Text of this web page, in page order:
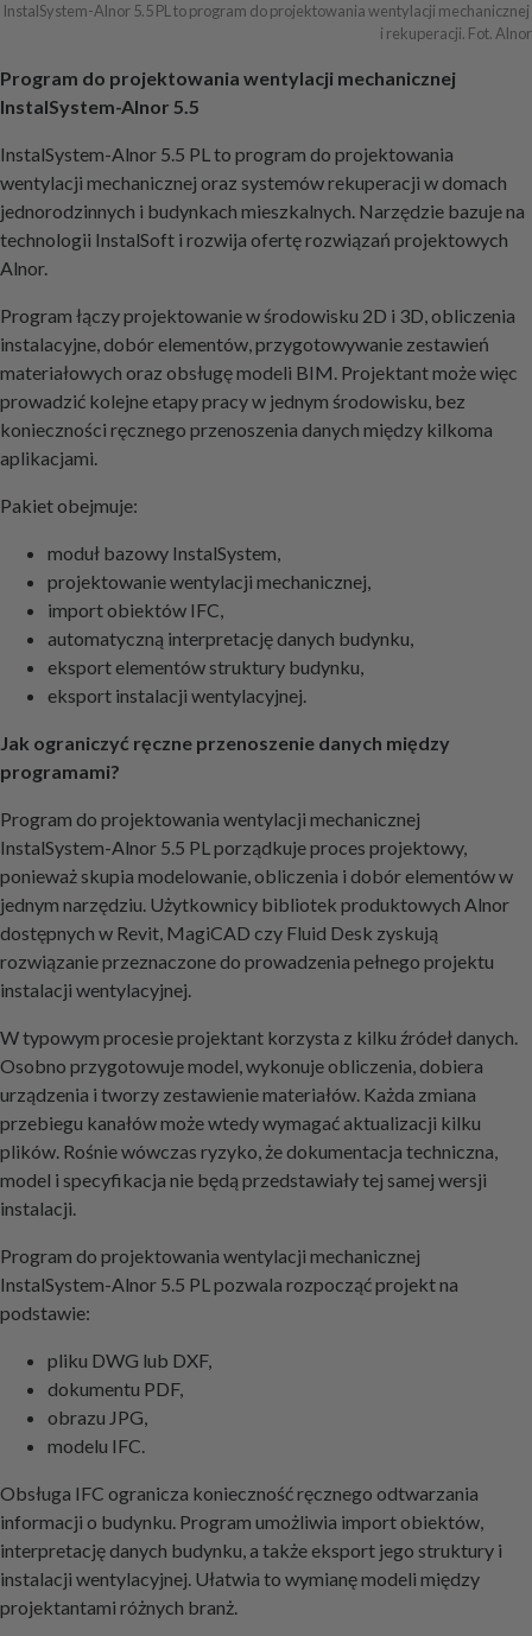
InstalSystem-Alnor 5.5 PL to program do projektowania wentylacji mechanicznej
i rekuperacji. Fot. Alnor
Program do projektowania wentylacji mechanicznej
InstalSystem-Alnor 5.5
InstalSystem-Alnor 5.5 PL to program do projektowania
wentylacji mechanicznej oraz systemów rekuperacji w domach
jednorodzinnych i budynkach mieszkalnych. Narzędzie bazuje na
technologii InstalSoft i rozwija ofertę rozwiązań projektowych
Alnor.
Program łączy projektowanie w środowisku 2D i 3D, obliczenia
instalacyjne, dobór elementów, przygotowywanie zestawień
materiałowych oraz obsługę modeli BIM. Projektant może więc
prowadzić kolejne etapy pracy w jednym środowisku, bez
konieczności ręcznego przenoszenia danych między kilkoma
aplikacjami.
Pakiet obejmuje:
moduł bazowy InstalSystem,
projektowanie wentylacji mechanicznej,
import obiektów IFC,
automatyczną interpretację danych budynku,
eksport elementów struktury budynku,
eksport instalacji wentylacyjnej.
Jak ograniczyć ręczne przenoszenie danych między
programami?
Program do projektowania wentylacji mechanicznej
InstalSystem-Alnor 5.5 PL porządkuje proces projektowy,
ponieważ skupia modelowanie, obliczenia i dobór elementów w
jednym narzędziu. Użytkownicy bibliotek produktowych Alnor
dostępnych w Revit, MagiCAD czy Fluid Desk zyskują
rozwiązanie przeznaczone do prowadzenia pełnego projektu
instalacji wentylacyjnej.
W typowym procesie projektant korzysta z kilku źródeł danych.
Osobno przygotowuje model, wykonuje obliczenia, dobiera
urządzenia i tworzy zestawienie materiałów. Każda zmiana
przebiegu kanałów może wtedy wymagać aktualizacji kilku
plików. Rośnie wówczas ryzyko, że dokumentacja techniczna,
model i specyfikacja nie będą przedstawiały tej samej wersji
instalacji.
Program do projektowania wentylacji mechanicznej
InstalSystem-Alnor 5.5 PL pozwala rozpocząć projekt na
podstawie:
pliku DWG lub DXF,
dokumentu PDF,
obrazu JPG,
modelu IFC.
Obsługa IFC ogranicza konieczność ręcznego odtwarzania
informacji o budynku. Program umożliwia import obiektów,
interpretację danych budynku, a także eksport jego struktury i
instalacji wentylacyjnej. Ułatwia to wymianę modeli między
projektantami różnych branż.